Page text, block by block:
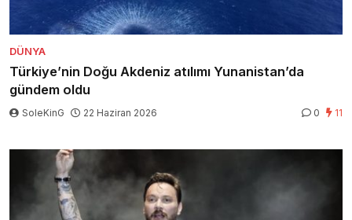
DÜNYA
Türkiye’nin Doğu Akdeniz atılımı Yunanistan’da
gündem oldu
SoleKinG 22 Haziran 2026 0 11